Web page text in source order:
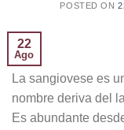
POSTED ON
22
Ago
La sangiovese es
nombre deriva del
Es abundante